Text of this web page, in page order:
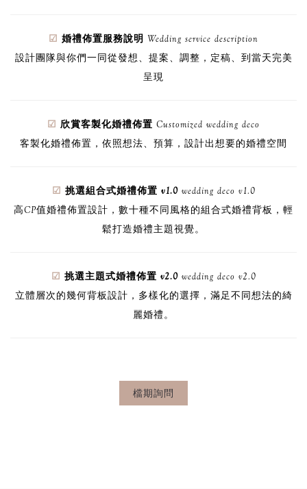
☑ 婚禮佈置服務說明 Wedding service description
設計團隊與你們一同從發想、提案、調整，定稿、到當天完美
呈現
☑ 欣賞客製化婚禮佈置 Customized wedding deco
客製化婚禮佈置，依照想法、預算，設計出想要的婚禮空間
☑ 挑選組合式婚禮佈置 v1.0wedding deco v1.0
高CP值婚禮佈置設計，數十種不同風格的組合式婚禮背板，輕
鬆打造婚禮主題視覺。
☑ 挑選主題式婚禮佈置 v2.0wedding deco v2.0
立體層次的幾何背板設計，多樣化的選擇，滿足不同想法的綺
麗婚禮。
檔期詢問